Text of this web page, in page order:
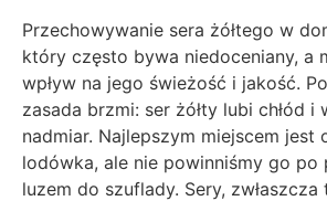
Przechowywanie sera żółtego w
który często bywa niedoceniany, a
wpływ na jego świeżość i jakość.
zasada brzmi: ser żółty lubi chłód i
nadmiar. Najlepszym miejscem jest
lodówka, ale nie powinniśmy go po
luzem do szuflady. Sery,